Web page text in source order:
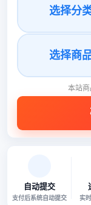
选择分
选择商
本站商
自动提交
支付后系统自动提交 实